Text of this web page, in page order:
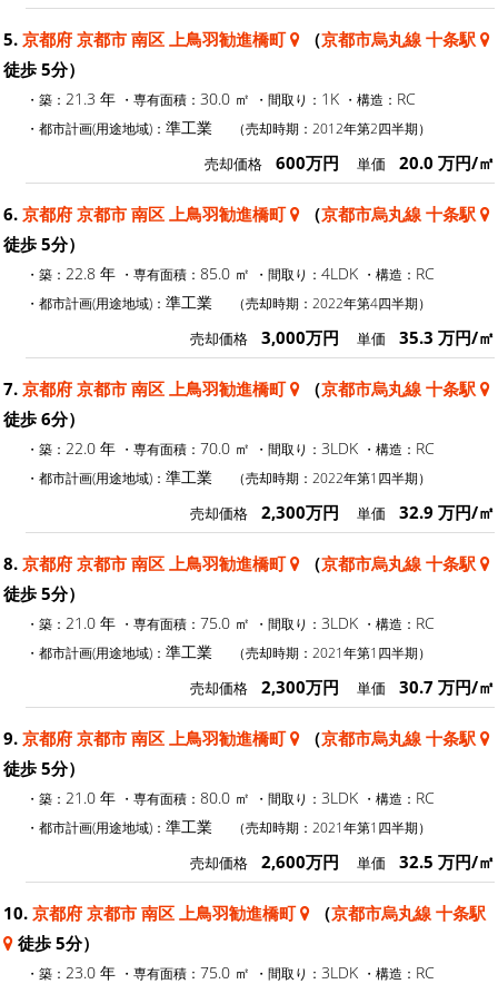
5. 京都府 京都市 南区 上鳥羽勧進橋町 （京都市烏丸線 十条駅
徒歩 5分）
・築： 21.3 年 ・専有面積： 30.0 ㎡ ・間取り： 1K ・構造： RC
・都市計画(用途地域)： 準工業 （売却時期：2012年第2四半期）
売却価格 600万円 単価 20.0 万円/㎡
6. 京都府 京都市 南区 上鳥羽勧進橋町 （京都市烏丸線 十条駅
徒歩 5分）
・築： 22.8 年 ・専有面積： 85.0 ㎡ ・間取り： 4LDK ・構造： RC
・都市計画(用途地域)： 準工業 （売却時期：2022年第4四半期）
売却価格 3,000万円 単価 35.3 万円/㎡
7. 京都府 京都市 南区 上鳥羽勧進橋町 （京都市烏丸線 十条駅
徒歩 6分）
・築： 22.0 年 ・専有面積： 70.0 ㎡ ・間取り： 3LDK ・構造： RC
・都市計画(用途地域)： 準工業 （売却時期：2022年第1四半期）
売却価格 2,300万円 単価 32.9 万円/㎡
8. 京都府 京都市 南区 上鳥羽勧進橋町 （京都市烏丸線 十条駅
徒歩 5分）
・築： 21.0 年 ・専有面積： 75.0 ㎡ ・間取り： 3LDK ・構造： RC
・都市計画(用途地域)： 準工業 （売却時期：2021年第1四半期）
売却価格 2,300万円 単価 30.7 万円/㎡
9. 京都府 京都市 南区 上鳥羽勧進橋町 （京都市烏丸線 十条駅
徒歩 5分）
・築： 21.0 年 ・専有面積： 80.0 ㎡ ・間取り： 3LDK ・構造： RC
・都市計画(用途地域)： 準工業 （売却時期：2021年第1四半期）
売却価格 2,600万円 単価 32.5 万円/㎡
10. 京都府 京都市 南区 上鳥羽勧進橋町 （京都市烏丸線 十条駅
徒歩 5分）
・築： 23.0 年 ・専有面積： 75.0 ㎡ ・間取り： 3LDK ・構造： RC